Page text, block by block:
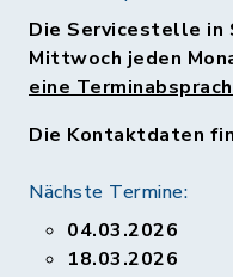
Die Servicestelle in
Mittwoch jeden
eine
Die Kontaktdaten
Nächste Termine:
04.03.2026
18.03.2026